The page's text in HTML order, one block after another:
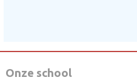
Onze school